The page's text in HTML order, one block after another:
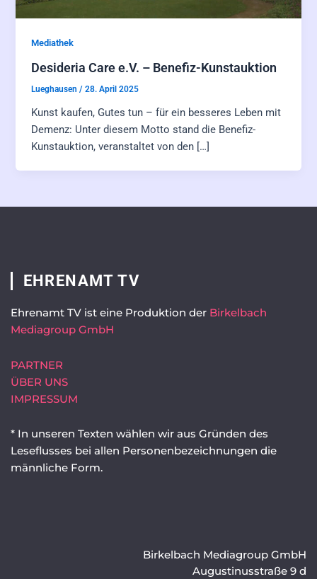
Mediathek
Desideria Care e.V. – Benefiz-Kunstauktion
Lueghausen/28. April 2025
Kunst kaufen, Gutes tun – für ein besseres Leben mit
Demenz: Unter diesem Motto stand die Benefiz-
Kunstauktion, veranstaltet von den […]
EHRENAMT TV
Ehrenamt TV ist eine Produktion der Birkelbach
Mediagroup GmbH
PARTNER
ÜBER UNS
IMPRESSUM
* In unseren Texten wählen wir aus Gründen des
Leseflusses bei allen Personenbezeichnungen die
männliche Form.
Birkelbach Mediagroup GmbH
Augustinusstraße 9 d